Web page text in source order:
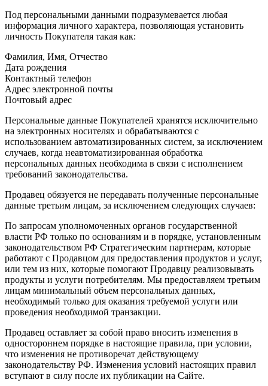
Под персональными данными подразумевается любая
информация личного характера, позволяющая установить
личность Покупателя такая как:
Фамилия, Имя, Отчество
Дата рождения
Контактный телефон
Адрес электронной почты
Почтовый адрес
Персональные данные Покупателей хранятся исключительно
на электронных носителях и обрабатываются с
использованием автоматизированных систем, за исключением
случаев, когда неавтоматизированная обработка
персональных данных необходима в связи с исполнением
требований законодательства.
Продавец обязуется не передавать полученные персональные
данные третьим лицам, за исключением следующих случаев:
По запросам уполномоченных органов государственной
власти РФ только по основаниям и в порядке, установленным
законодательством РФ Стратегическим партнерам, которые
работают с Продавцом для предоставления продуктов и услуг,
или тем из них, которые помогают Продавцу реализовывать
продукты и услуги потребителям. Мы предоставляем третьим
лицам минимальный объем персональных данных,
необходимый только для оказания требуемой услуги или
проведения необходимой транзакции.
Продавец оставляет за собой право вносить изменения в
одностороннем порядке в настоящие правила, при условии,
что изменения не противоречат действующему
законодательству РФ. Изменения условий настоящих правил
вступают в силу после их публикации на Сайте.